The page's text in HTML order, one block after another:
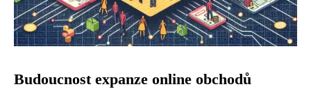
Budoucnost expanze online obchodů